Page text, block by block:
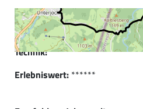
Kurzbeschreibung:
Traumhafte Runde, um den
Technik:***
Erlebniswert: ******